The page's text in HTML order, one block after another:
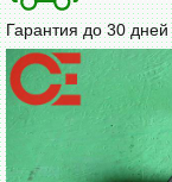
Гарантия до 30 дней